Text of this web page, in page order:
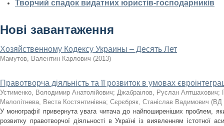
Творчий спадок видатних юристів-господарників
Нові завантаження
Хозяйственному Кодексу Украины – Десять Лет
Мамутов, Валентин Карлович (2013)
Правотворча діяльність та її розвиток в умовах
Устименко, Володимир Анатолійович; Джабраілов, Руслан Аятшахович;
Малолітнева, Веста Костянтинівна; Сєрєбряк, Станіслав Вадимович (ВД
У монографії привернута увага читача до найпоширеніших проблем,
розвитку правотворчої діяльності в Україні із виявленням істотної